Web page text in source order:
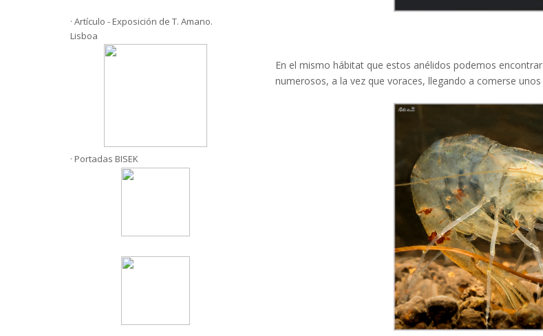
En el mismo hábitat que estos anélidos podemos
numerosos, a la vez que voraces, llegando a comerse
· Artículo - Exposición de T. Amano.
Lisboa
· Portadas BISEK